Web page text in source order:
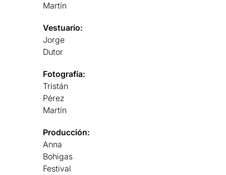
Martín
Vestuario:
Jorge
Dutor
Fotografía:
Tristán
Pérez
Martín
Producción:
Anna
Bohigas
Festival